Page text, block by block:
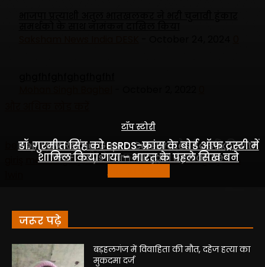
जरूर पढ़े
बड़हलगंज में विवाहिता की मौत, दहेज हत्या का
मुकदमा दर्ज